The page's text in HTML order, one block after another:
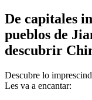
De capitales
pueblos de
descubrir
Descubre lo
Les va a encantar: